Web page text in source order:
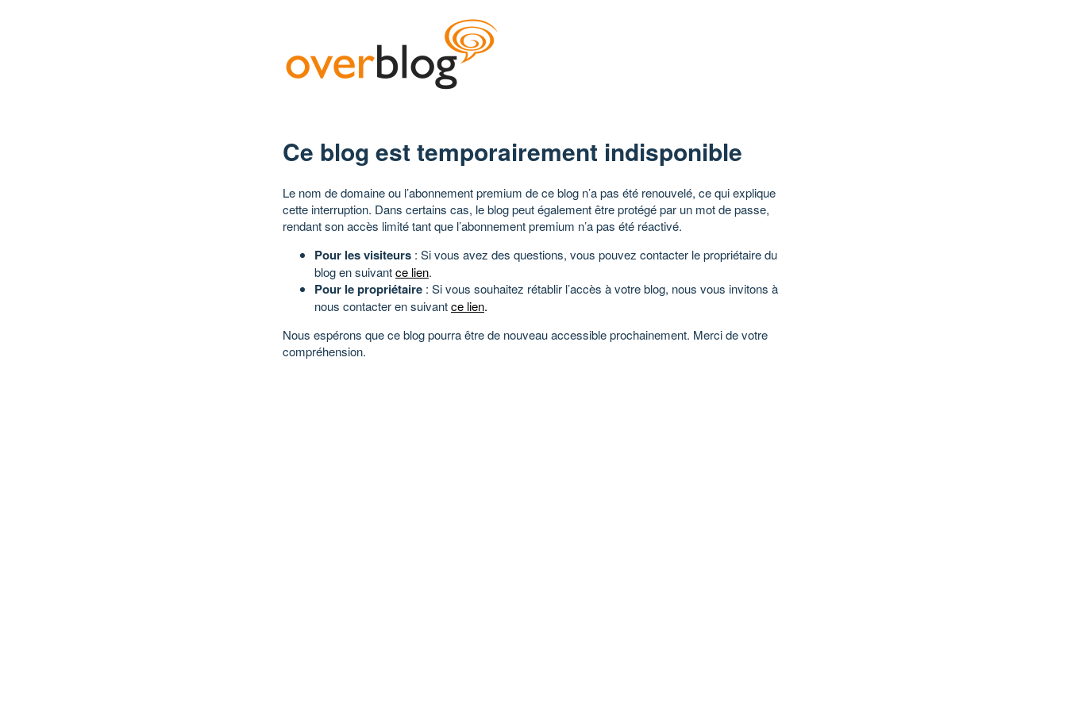
Ce blog est temporairement indisponible
Le nom de domaine ou l’abonnement premium de ce blog n’a pas été renouvelé, ce qui explique
cette interruption. Dans certains cas, le blog peut également être protégé par un mot de passe,
rendant son accès limité tant que l’abonnement premium n’a pas été réactivé.
Pour les visiteurs : Si vous avez des questions, vous pouvez contacter le propriétaire du
blog en suivantce lien.
Pour le propriétaire : Si vous souhaitez rétablir l’accès à votre blog, nous vous invitons à
nous contacter en suivantce lien.
Nous espérons que ce blog pourra être de nouveau accessible prochainement. Merci de votre
compréhension.